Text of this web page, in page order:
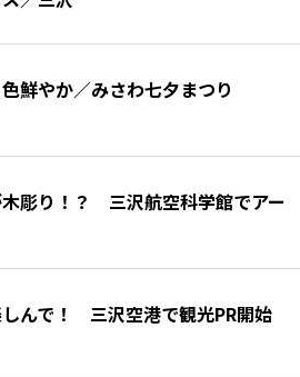
鮮やか／みさわ七夕まつり
彫り！？ 三沢航空科学館でアー
んで！ 三沢空港で観光PR開始